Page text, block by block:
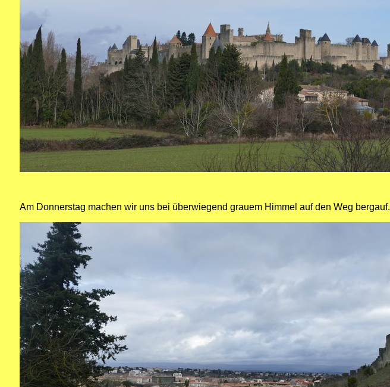
Am Donnerstag machen wir uns bei überwiegend grauem Himmel auf den Weg bergauf.